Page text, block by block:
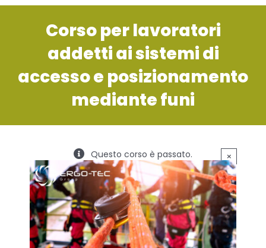
HOME
CHI SIAMO
PROFESSIONISTI
SERVIZI
FORMAZIONE
NEWS
EVENTI NOVITÀ
Corso per lavoratori
addetti ai sistemi di
accesso e posizionamento
mediante funi
Questo corso è passato. ×